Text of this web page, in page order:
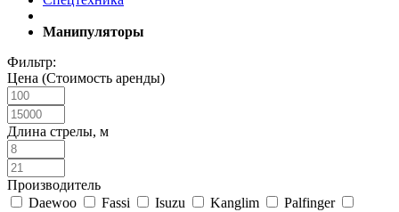
Манипуляторы
Фильтр:
Цена (Стоимость аренды)
Длина стрелы, м
Производитель
Daewoo
Fassi Isuzu Kanglim
Palfinger